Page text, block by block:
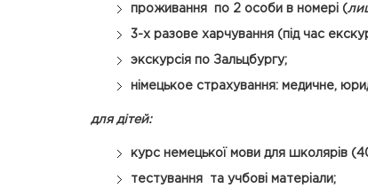
проживання по 2 особи в номері (
3-х разове харчування (під час
экскурсія по Зальцбургу;
німецькое страхування: медичне,
для дітей:
курс немецької мови для школярів
тестування та учбові матеріали;